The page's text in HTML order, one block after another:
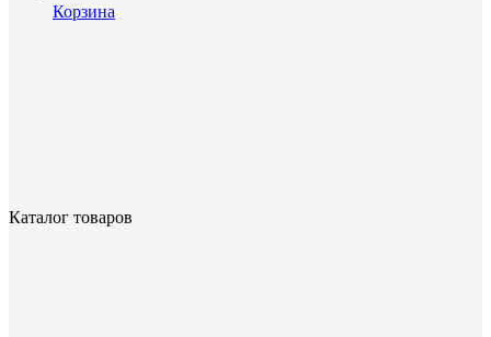
Корзина
Каталог товаров